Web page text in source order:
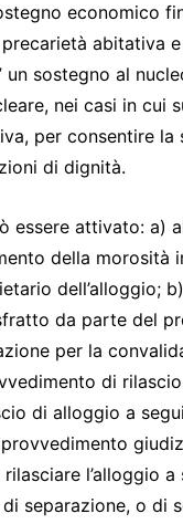
economico
abitativa
un sostegno al
nei casi in cui
per consentire la
di dignità.
essere attivato: a)
della morosità
dell’alloggio;
da parte del
per la
di
di alloggio a
l’alloggio a
separazione, o di